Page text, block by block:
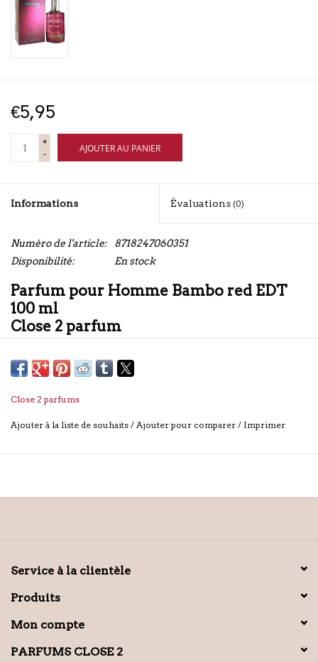
€5,95
+
-
AJOUTER AU PANIER
Informations Évaluations (0)
Numéro de l'article:
8718247060351
Disponibilité:
En stock
Parfum pour Homme Bambo red EDT
100 ml
Close 2 parfum
Close 2 parfums
Ajouter à la liste de souhaits / Ajouter pour comparer / Imprimer
Service à la clientèle
Produits
Mon compte
PARFUMS CLOSE 2